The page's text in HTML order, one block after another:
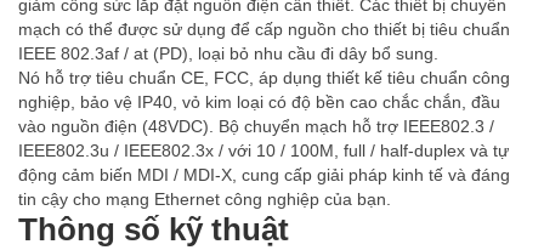
giảm công sức lắp đặt nguồn điện cần thiết. Các thiết bị chuyển
mạch có thể được sử dụng để cấp nguồn cho thiết bị tiêu chuẩn
IEEE 802.3af / at (PD), loại bỏ nhu cầu đi dây bổ sung.
Nó hỗ trợ tiêu chuẩn CE, FCC, áp dụng thiết kế tiêu chuẩn công
nghiệp, bảo vệ IP40, vỏ kim loại có độ bền cao chắc chắn, đầu
vào nguồn điện (48VDC). Bộ chuyển mạch hỗ trợ IEEE802.3 /
IEEE802.3u / IEEE802.3x / với 10 / 100M, full / half-duplex và tự
động cảm biến MDI / MDI-X, cung cấp giải pháp kinh tế và đáng
tin cậy cho mạng Ethernet công nghiệp của bạn.
Thông số kỹ thuật